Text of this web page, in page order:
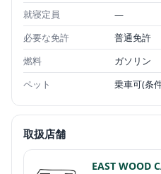
就寝定員
—
必要な免許
普通免許
燃料
ガソリン
ペット
乗車可(条
取扱店舗
EAST WOOD